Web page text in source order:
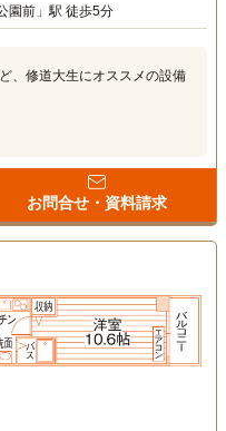
園前」駅 徒歩5分
、修道大生にオススメの設備
お問合せ・資料請求